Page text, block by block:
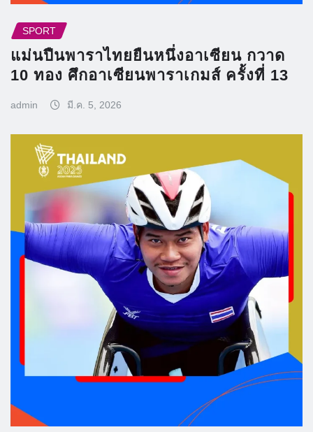
SPORT
แม่นปืนพาราไทยยืนหนึ่งอาเซียน กวาด
10 ทอง ศึกอาเซียนพาราเกมส์ ครั้งที่ 13
admin มี.ค. 5, 2026